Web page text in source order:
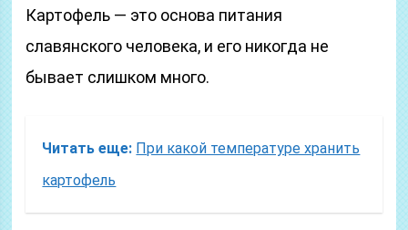
Картофель — это основа питания
славянского человека, и его никогда не
бывает слишком много.
Читать еще: При какой температуре хранить
картофель